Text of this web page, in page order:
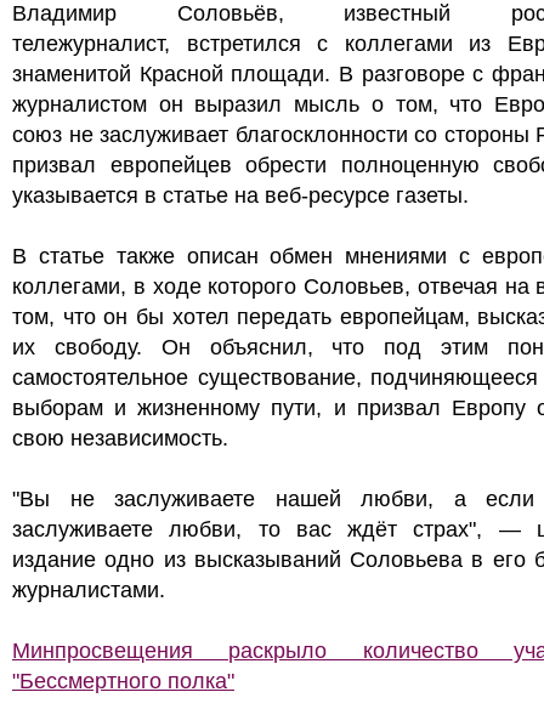
Владимир Соловьёв, известный
тележурналист, встретился с коллегами из
знаменитой Красной площади. В разговоре с
журналистом он выразил мысль о том, что
союз не заслуживает благосклонности со стороны
призвал европейцев обрести полноценную
указывается в статье на веб-ресурсе газеты.
В статье также описан обмен мнениями с
коллегами, в ходе которого Соловьев, отвечая на
том, что он бы хотел передать европейцам,
их свободу. Он объяснил, что под этим
самостоятельное существование,
выборам и жизненному пути, и призвал Европу
свою независимость.
"Вы не заслуживаете нашей любви, а
заслуживаете любви, то вас ждёт страх", —
издание одно из высказываний Соловьева в его
журналистами.
Минпросвещения раскрыло количество
"Бессмертного полка"